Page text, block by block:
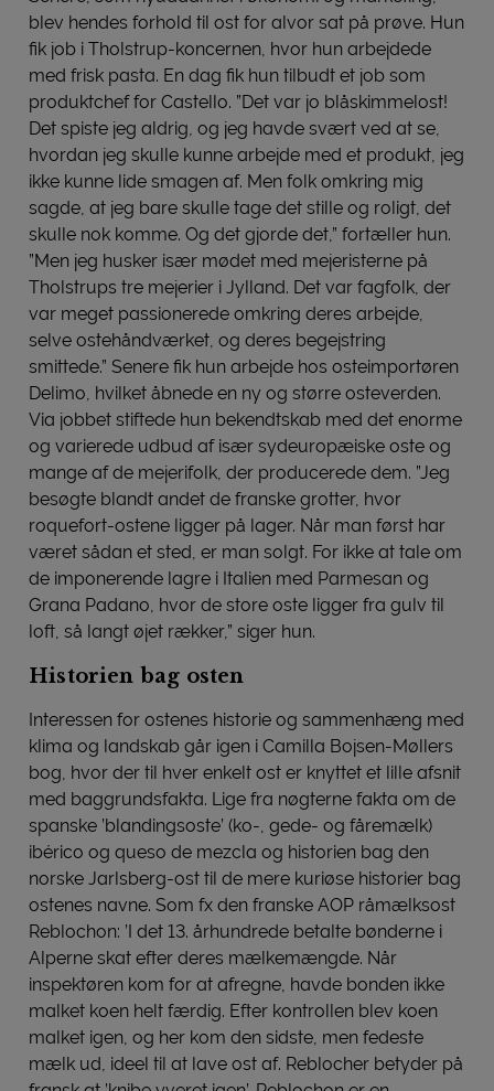
blev hendes forhold til ost for alvor sat på prøve. Hun
fik job i Tholstrup-koncernen, hvor hun arbejdede
med frisk pasta. En dag fik hun tilbudt et job som
produktchef for Castello. ”Det var jo blåskimmelost!
Det spiste jeg aldrig, og jeg havde svært ved at se,
hvordan jeg skulle kunne arbejde med et produkt, jeg
ikke kunne lide smagen af. Men folk omkring mig
sagde, at jeg bare skulle tage det stille og roligt, det
skulle nok komme. Og det gjorde det,” fortæller hun.
”Men jeg husker især mødet med mejeristerne på
Tholstrups tre mejerier i Jylland. Det var fagfolk, der
var meget passionerede omkring deres arbejde,
selve ostehåndværket, og deres begejstring
smittede.” Senere fik hun arbejde hos osteimportøren
Delimo, hvilket åbnede en ny og større osteverden.
Via jobbet stiftede hun bekendtskab med det enorme
og varierede udbud af især sydeuropæiske oste og
mange af de mejerifolk, der producerede dem. ”Jeg
besøgte blandt andet de franske grotter, hvor
roquefort-ostene ligger på lager. Når man først har
været sådan et sted, er man solgt. For ikke at tale om
de imponerende lagre i Italien med Parmesan og
Grana Padano, hvor de store oste ligger fra gulv til
loft, så langt øjet rækker,” siger hun.
Historien bag osten
Interessen for ostenes historie og sammenhæng med
klima og landskab går igen i Camilla Bojsen-Møllers
bog, hvor der til hver enkelt ost er knyttet et lille afsnit
med baggrundsfakta. Lige fra nøgterne fakta om de
spanske ’blandingsoste’ (ko-, gede- og fåremælk)
ibérico og queso de mezcla og historien bag den
norske Jarlsberg-ost til de mere kuriøse historier bag
ostenes navne. Som fx den franske AOP råmælksost
Reblochon: ’I det 13. århundrede betalte bønderne i
Alperne skat efter deres mælkemængde. Når
inspektøren kom for at afregne, havde bonden ikke
malket koen helt færdig. Efter kontrollen blev koen
malket igen, og her kom den sidste, men fedeste
mælk ud, ideel til at lave ost af. Reblocher betyder på